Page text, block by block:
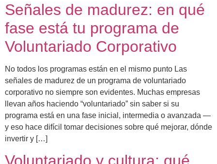
Señales de madurez: en qué
fase está tu programa de
Voluntariado Corporativo
No todos los programas están en el mismo punto Las
señales de madurez de un programa de voluntariado
corporativo no siempre son evidentes. Muchas empresas
llevan años haciendo “voluntariado” sin saber si su
programa está en una fase inicial, intermedia o avanzada —
y eso hace difícil tomar decisiones sobre qué mejorar, dónde
invertir y […]